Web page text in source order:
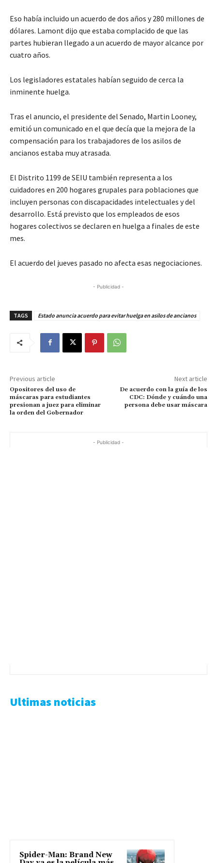
Eso había incluido un acuerdo de dos años y 280 millones de
dólares. Lamont dijo que estaba complacido de que las
partes hubieran llegado a un acuerdo de mayor alcance por
cuatro años.
Los legisladores estatales habían seguido de cerca la
inminente huelga.
Tras el anuncio, el presidente del Senado, Martin Looney,
emitió un comunicado en el que decía que la mejora de la
compensación para los trabajadores de los asilos de
ancianos estaba muy atrasada.
El Distrito 1199 de SEIU también representa a los
cuidadores en 200 hogares grupales para poblaciones que
incluyen personas con discapacidades intelectuales y del
desarrollo. Está previsto que los empleados de esos
hogares colectivos se declaren en huelga a finales de este
mes.
El acuerdo del jueves pasado no afecta esas negociaciones.
- Publicidad -
TAGS Estado anuncia acuerdo para evitar huelga en asilos de ancianos
Previous article
Opositores del uso de
máscaras para estudiantes
presionan a juez para eliminar
la orden del Gobernador
Next article
De acuerdo con la guía de los
CDC: Dónde y cuándo una
persona debe usar máscara
- Publicidad -
Ultimas noticias
Spider-Man: Brand New